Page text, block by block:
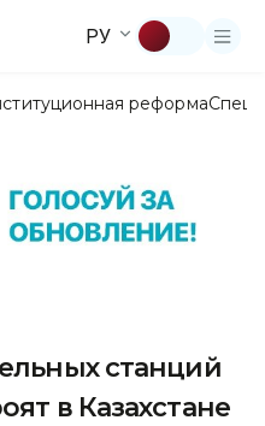
РУ
реформа
станций
в Казахстане